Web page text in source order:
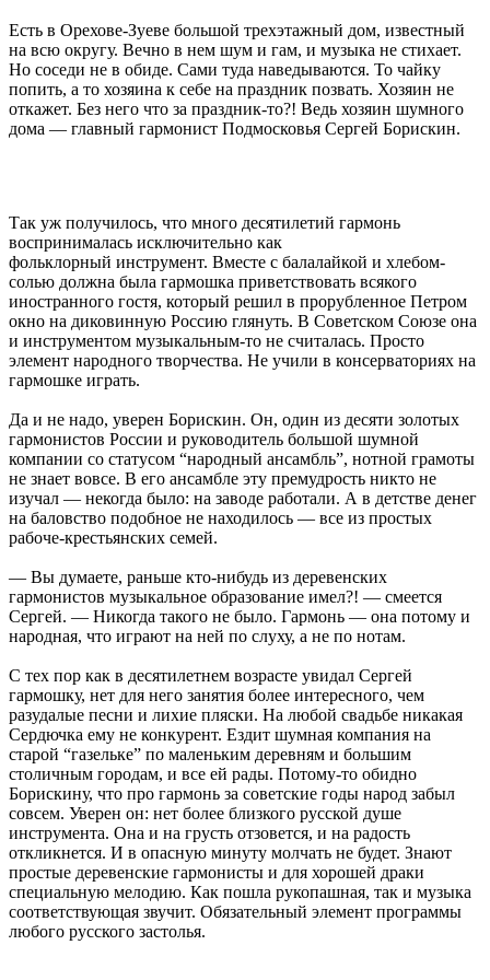
Есть в Орехове-Зуеве большой трехэтажный дом, известный
на всю округу. Вечно в нем шум и гам, и музыка не стихает.
Но соседи не в обиде. Сами туда наведываются. То чайку
попить, а то хозяина к себе на праздник позвать. Хозяин не
откажет. Без него что за праздник-то?! Ведь хозяин шумного
дома — главный гармонист Подмосковья Сергей Борискин.
Так уж получилось, что много десятилетий гармонь
воспринималась исключительно как
фольклорный инструмент. Вместе с балалайкой и хлебом-
солью должна была гармошка приветствовать всякого
иностранного гостя, который решил в прорубленное Петром
окно на диковинную Россию глянуть. В Советском Союзе она
и инструментом музыкальным-то не считалась. Просто
элемент народного творчества. Не учили в консерваториях на
гармошке играть.
Да и не надо, уверен Борискин. Он, один из десяти золотых
гармонистов России и руководитель большой шумной
компании со статусом “народный ансамбль”, нотной грамоты
не знает вовсе. В его ансамбле эту премудрость никто не
изучал — некогда было: на заводе работали. А в детстве денег
на баловство подобное не находилось — все из простых
рабоче-крестьянских семей.
— Вы думаете, раньше кто-нибудь из деревенских
гармонистов музыкальное образование имел?! — смеется
Сергей. — Никогда такого не было. Гармонь — она потому и
народная, что играют на ней по слуху, а не по нотам.
С тех пор как в десятилетнем возрасте увидал Сергей
гармошку, нет для него занятия более интересного, чем
разудалые песни и лихие пляски. На любой свадьбе никакая
Сердючка ему не конкурент. Ездит шумная компания на
старой “газельке” по маленьким деревням и большим
столичным городам, и все ей рады. Потому-то обидно
Борискину, что про гармонь за советские годы народ забыл
совсем. Уверен он: нет более близкого русской душе
инструмента. Она и на грусть отзовется, и на радость
откликнется. И в опасную минуту молчать не будет. Знают
простые деревенские гармонисты и для хорошей драки
специальную мелодию. Как пошла рукопашная, так и музыка
соответствующая звучит. Обязательный элемент программы
любого русского застолья.